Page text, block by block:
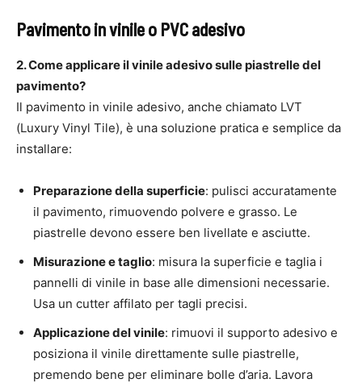
Pavimento in vinile o PVC adesivo
2. Come applicare il vinile adesivo sulle piastrelle del
pavimento?
Il pavimento in vinile adesivo, anche chiamato LVT
(Luxury Vinyl Tile), è una soluzione pratica e semplice da
installare:
Preparazione della superficie: pulisci accuratamente
il pavimento, rimuovendo polvere e grasso. Le
piastrelle devono essere ben livellate e asciutte.
Misurazione e taglio: misura la superficie e taglia i
pannelli di vinile in base alle dimensioni necessarie.
Usa un cutter affilato per tagli precisi.
Applicazione del vinile: rimuovi il supporto adesivo e
posiziona il vinile direttamente sulle piastrelle,
premendo bene per eliminare bolle d’aria. Lavora